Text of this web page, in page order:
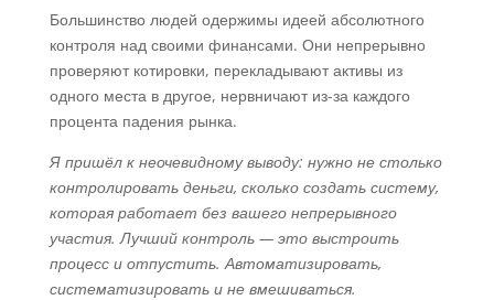
Большинство людей одержимы идеей абсолютного
контроля над своими финансами. Они непрерывно
проверяют котировки, перекладывают активы из
одного места в другое, нервничают из-за каждого
процента падения рынка.
Я пришёл к неочевидному выводу: нужно не столько
контролировать деньги, сколько создать систему,
которая работает без вашего непрерывного
участия. Лучший контроль — это выстроить
процесс и отпустить. Автоматизировать,
систематизировать и не вмешиваться.